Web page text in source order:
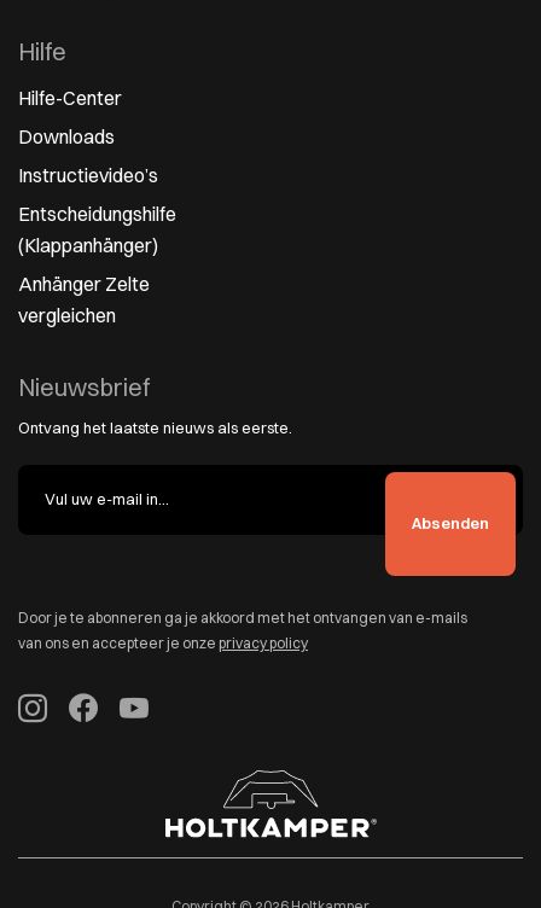
Hilfe
Hilfe-Center
Downloads
Instructievideo’s
Entscheidungshilfe
(Klappanhänger)
Anhänger Zelte
vergleichen
Nieuwsbrief
Ontvang het laatste nieuws als eerste.
Door je te abonneren ga je akkoord met het ontvangen van e-mails
van ons en accepteer je onze privacy policy